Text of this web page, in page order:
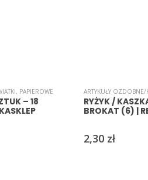
, PAPIEROWE
– 18
ARTYKUŁY OZDOBNE/
RYŻYK /
BROKAT (6) |
2,30 zł